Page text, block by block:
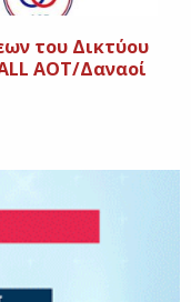
του Δικτύου
ΑΟΤ/Δαναοί